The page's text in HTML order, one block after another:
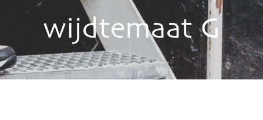
wijdtemaat G